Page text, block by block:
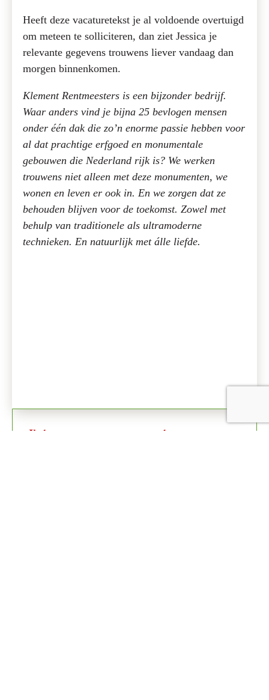
Heeft deze vacaturetekst je al voldoende overtuigd
om meteen te solliciteren, dan ziet Jessica je
relevante gegevens trouwens liever vandaag dan
morgen binnenkomen.
Klement Rentmeesters is een bijzonder bedrijf.
Waar anders vind je bijna 25 bevlogen mensen
onder één dak die zo’n enorme passie hebben voor
al dat prachtige erfgoed en monumentale
gebouwen die Nederland rijk is? We werken
trouwens niet alleen met deze monumenten, we
wonen en leven er ook in. En we zorgen dat ze
behouden blijven voor de toekomst. Zowel met
behulp van traditionele als ultramoderne
technieken. En natuurlijk met álle liefde.
Ik hoor graag meer over deze vacature